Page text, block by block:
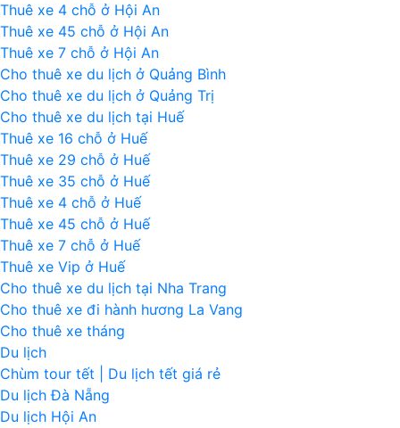
Thuê xe 4 chỗ ở Hội An
Thuê xe 45 chỗ ở Hội An
Thuê xe 7 chỗ ở Hội An
Cho thuê xe du lịch ở Quảng Bình
Cho thuê xe du lịch ở Quảng Trị
Cho thuê xe du lịch tại Huế
Thuê xe 16 chỗ ở Huế
Thuê xe 29 chỗ ở Huế
Thuê xe 35 chỗ ở Huế
Thuê xe 4 chỗ ở Huế
Thuê xe 45 chỗ ở Huế
Thuê xe 7 chỗ ở Huế
Thuê xe Vip ở Huế
Cho thuê xe du lịch tại Nha Trang
Cho thuê xe đi hành hương La Vang
Cho thuê xe tháng
Du lịch
Chùm tour tết | Du lịch tết giá rẻ
Du lịch Đà Nẵng
Du lịch Hội An